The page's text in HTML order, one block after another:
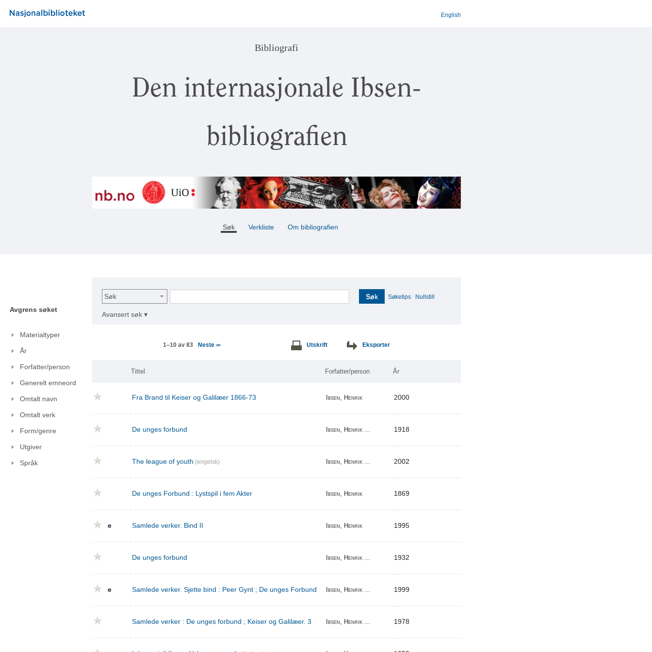
English
Bibliografi
Den internasjonale Ibsen-
bibliografien
Søk Verkliste Om bibliografien
Avgrens søket
Materialtyper
År
Forfatter/person
Generelt emneord
Omtalt navn
Omtalt verk
Form/genre
Utgiver
Språk
Søk Søk Søketips Nullstill
Avansert søk ▾
1–10 av 83 Neste>> Utskrift Eksporter
Tittel Forfatter/person År
Fra Brand til Keiser og Galilæer 1866-73 Ibsen, Henrik 2000
De unges forbund Ibsen, Henrik ... 1918
The league of youth (engelsk) Ibsen, Henrik ... 2002
De unges Forbund : Lystspil i fem Akter Ibsen, Henrik 1869
e Samlede verker. Bind II Ibsen, Henrik 1995
De unges forbund Ibsen, Henrik ... 1932
e Samlede verker. Sjette bind : Peer Gynt ; De unges Forbund Ibsen, Henrik ... 1999
Samlede verker : De unges forbund ; Keiser og Galilæer. 3 Ibsen, Henrik ... 1978